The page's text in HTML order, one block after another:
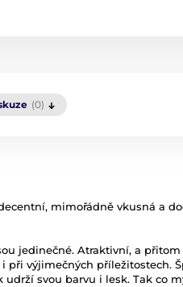
(0)
mimořádně vkusná a
jedinečné. Atraktivní, a
při výjimečných příležitostech.
udrží svou barvu i lesk. Tak co